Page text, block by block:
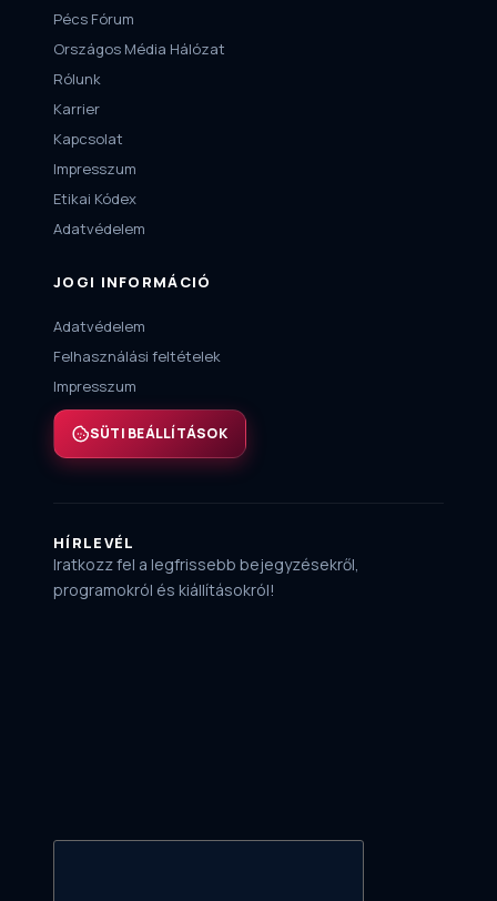
Pécs Fórum
Országos Média Hálózat
Rólunk
Karrier
Kapcsolat
Impresszum
Etikai Kódex
Adatvédelem
JOGI INFORMÁCIÓ
Adatvédelem
Felhasználási feltételek
Impresszum
SÜTI BEÁLLÍTÁSOK
HÍRLEVÉL
Iratkozz fel a legfrissebb bejegyzésekről,
programokról és kiállításokról!